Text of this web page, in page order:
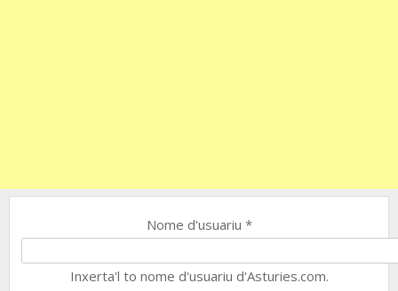
Nome d'usuariu *
Inxerta'l to nome d'usuariu d'Asturies.com.